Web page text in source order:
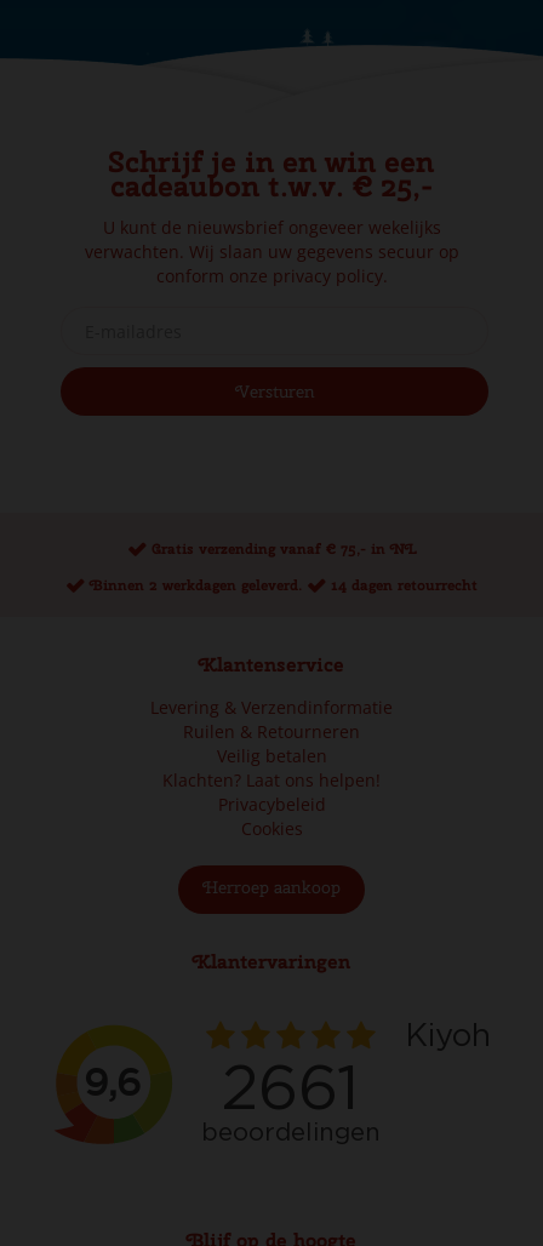
Schrijf je in en win een
cadeaubon t.w.v. € 25,-
U kunt de nieuwsbrief ongeveer wekelijks
verwachten. Wij slaan uw gegevens secuur op
conform onze privacy policy.
Gratis verzending vanaf € 75,- in NL
Binnen 2 werkdagen geleverd.
14 dagen retourrecht
Klantenservice
Levering & Verzendinformatie
Ruilen & Retourneren
Veilig betalen
Klachten? Laat ons helpen!
Privacybeleid
Cookies
Herroep aankoop
Klantervaringen
Blijf op de hoogte